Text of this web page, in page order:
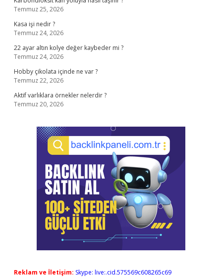
Temmuz 25, 2026
Kasa işi nedir ?
Temmuz 24, 2026
22 ayar altın kolye değer kaybeder mi ?
Temmuz 24, 2026
Hobby çikolata içinde ne var ?
Temmuz 22, 2026
Aktif varlıklara örnekler nelerdir ?
Temmuz 20, 2026
Reklam ve İletişim: Skype: live:.cid.575569c608265c69